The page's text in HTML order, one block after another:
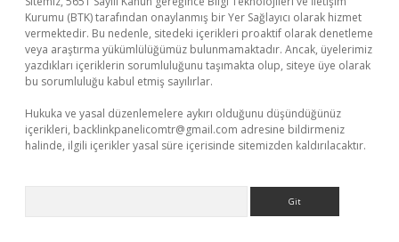
Kurumu (BTK) tarafından onaylanmış bir Yer Sağlayıcı olarak hizmet
vermektedir. Bu nedenle, sitedeki içerikleri proaktif olarak denetleme
veya araştırma yükümlülüğümüz bulunmamaktadır. Ancak, üyelerimiz
yazdıkları içeriklerin sorumluluğunu taşımakta olup, siteye üye olarak
bu sorumluluğu kabul etmiş sayılırlar.
Hukuka ve yasal düzenlemelere aykırı olduğunu düşündüğünüz
içerikleri, backlinkpanelicomtr@gmail.com adresine bildirmeniz
halinde, ilgili içerikler yasal süre içerisinde sitemizden kaldırılacaktır.